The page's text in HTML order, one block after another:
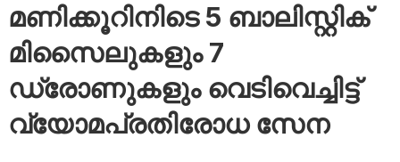
മണിക്കൂറിനിടെ 5 ബാലിസ്റ്റിക്
മിസൈലുകളും 7
ഡ്രോണുകളും വെടിവെച്ചിട്ട്
വ്യോമപ്രതിരോധ സേന